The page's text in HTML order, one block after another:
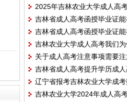
2025年吉林农业大学成人高
吉林省成人高考函授毕业证
到么
吉林省成人高考函授毕业证
到么
吉林农业大学成人高考我们
握
关于成人高考注意事项需要
吉林省成人高考提升学历成
辽宁省报考吉林农业大学成
及报考条件
吉林农业大学2024年成人高